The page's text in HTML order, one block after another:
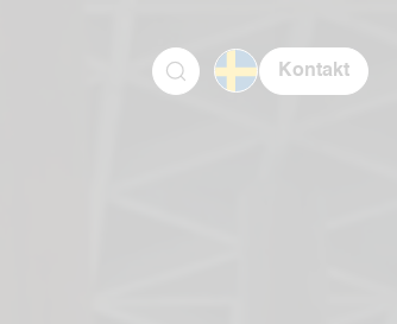
Kontakt